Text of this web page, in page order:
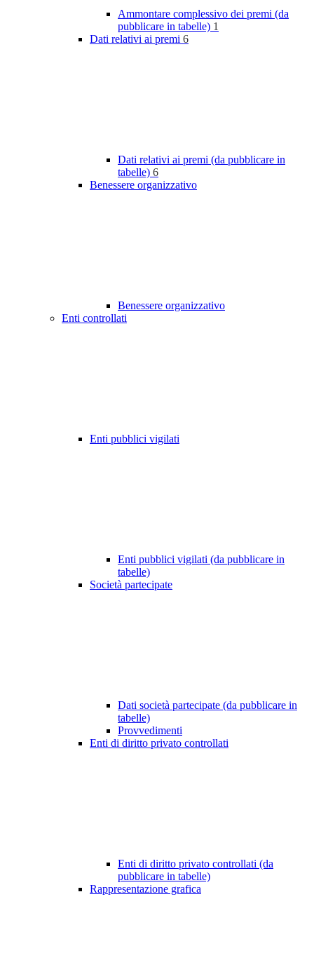
Ammontare complessivo dei premi (da
pubblicare in tabelle) 1
Dati relativi ai premi 6
Dati relativi ai premi (da pubblicare in
tabelle) 6
Benessere organizzativo
Benessere organizzativo
Enti controllati
Enti pubblici vigilati
Enti pubblici vigilati (da pubblicare in
tabelle)
Società partecipate
Dati società partecipate (da pubblicare in
tabelle)
Provvedimenti
Enti di diritto privato controllati
Enti di diritto privato controllati (da
pubblicare in tabelle)
Rappresentazione grafica